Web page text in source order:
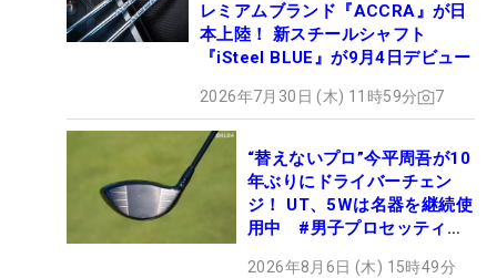
レミアムブランド『ACCRA』が日
本上陸！ 新スチールシャフト
『iSteel BLUE』が9月4日デビュー
2026年7月30日 (木) 11時59分 7
“替えないプロ”今平周吾が10
年ぶりにドライバーチェン
ジ！ UT、5Wは名器を継続使
用中 #男子プロセッティン
2026年8月6日 (木) 15時49分